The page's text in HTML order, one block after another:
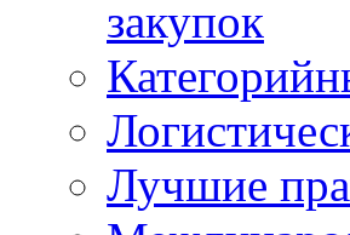
закупок
Лучшие